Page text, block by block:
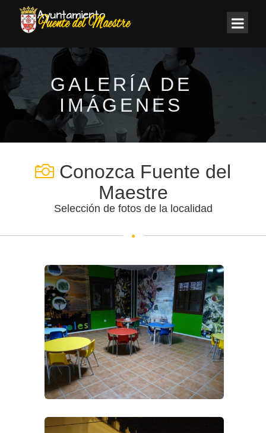
GALERÍA DE
IMÁGENES
Conozca Fuente del
Maestre
Selección de fotos de la localidad